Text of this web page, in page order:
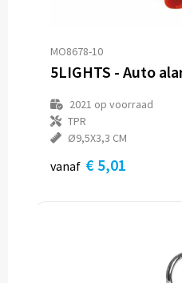
MO8678-10
2021 op voorraad
TPR
Ø9,5X3,3 CM
vanaf € 5,01